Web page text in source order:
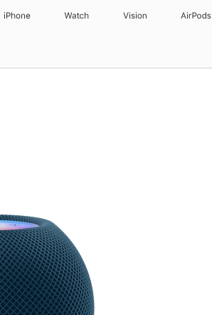
iPhone Watch Vision AirPods